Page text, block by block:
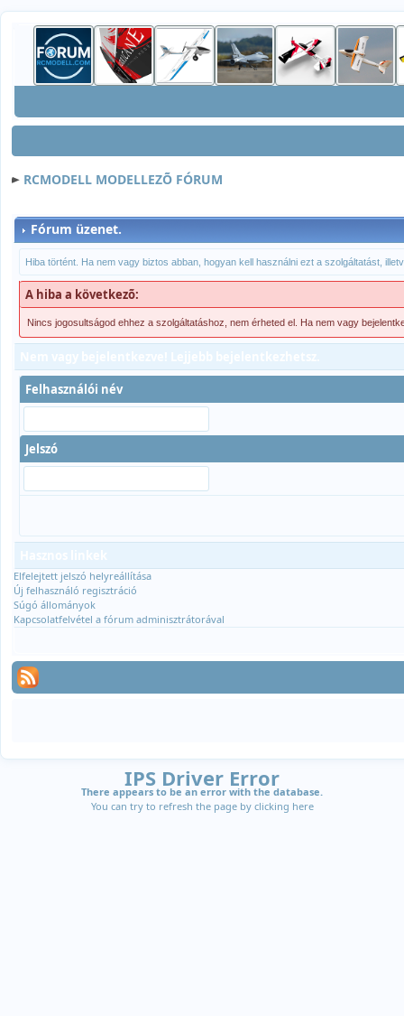
RCMODELL MODELLEZÕ FÓRUM
Fórum üzenet.
Hiba történt. Ha nem vagy biztos abban, hogyan kell használni ezt a szolgáltatást,
A hiba a következõ:
Nincs jogosultságod ehhez a szolgáltatáshoz, nem érheted el. Ha nem vagy
Felhasználói név
Jelszó
Elfelejtett jelszó helyreállítása
Új felhasználó regisztráció
Súgó állományok
Kapcsolatfelvétel a fórum adminisztrátorával
IPS Driver Error
There appears to be an error with the database.
You can try to refresh the page by clicking here